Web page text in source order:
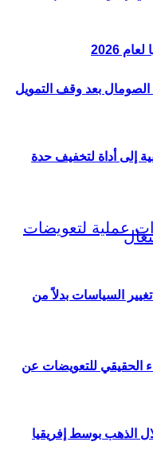
بعد وقف التمويل
الحقيقي للتعويضات عن
إلى أداة لتخفيف حدة
السياسات بدلاً من
الذهب بوسط إفريقيا